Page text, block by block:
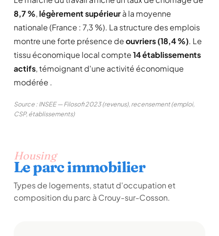
8,7 %, légèrement supérieurà la moyenne
nationale (France : 7,3 %). La structure des emplois
montre une forte présence deouvriers (18,4 %). Le
tissu économique local compte14 établissements
actifs, témoignant d'une activité économique
modérée .
Source : INSEE — Filosofi 2023 (revenus), recensement (emploi,
CSP, établissements)
Housing
Le parc immobilier
Types de logements, statut d'occupation et
composition du parc à Crouy-sur-Cosson.